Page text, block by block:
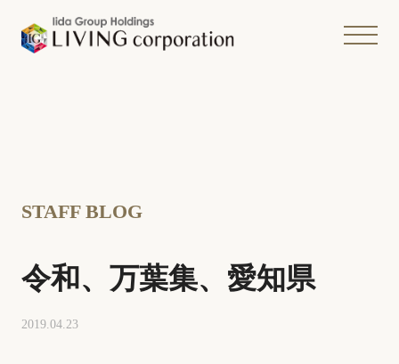
STAFF BLOG
令和、万葉集、愛知県
2019.04.23